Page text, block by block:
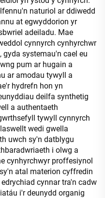
naturiol ar ddiwedd
at egwyddorion yr
adeiladu. Mae
cynnyrch cynhyrchwr
systemau'n cael eu
pum ar hugain a
ar amodau tywyll a
hydrefn hon yn
deilfa synthetig
a authentaeth
tywyll cynnyrch
wedi gwella
uwch sy'n datblygu
i olwg a
cynhyrchwyr proffesiynol
atal materion cyffredin
cynnar tra'n cadw
i'r deunydd organig